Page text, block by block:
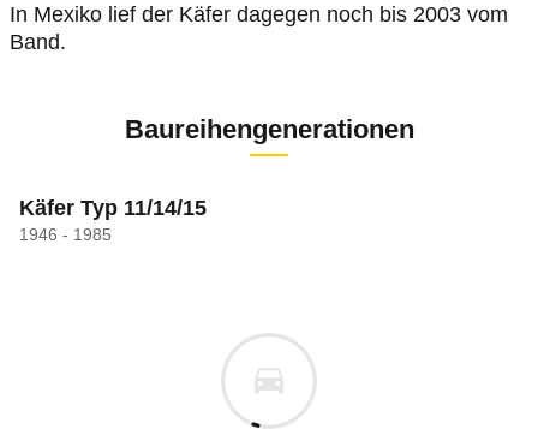
In Mexiko lief der Käfer dagegen noch bis 2003 vom
Band.
Baureihengenerationen
Käfer Typ 11/14/15
1946 - 1985